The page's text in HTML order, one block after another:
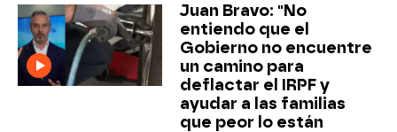
Juan Bravo: "No
entiendo que el
Gobierno no encuentre
un camino para
deflactar el IRPF y
ayudar a las familias
que peor lo están